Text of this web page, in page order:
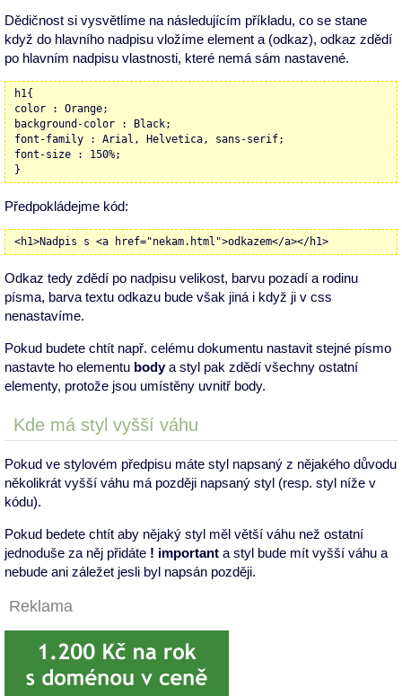
Dědičnost si vysvětlíme na následujícím příkladu, co se stane
když do hlavního nadpisu vložíme element a (odkaz), odkaz zdědí
po hlavním nadpisu vlastnosti, které nemá sám nastavené.
h1{
color : Orange;
background-color : Black;
font-family : Arial, Helvetica, sans-serif;
font-size : 150%;
}
Předpokládejme kód:
<h1>Nadpis s <a href="nekam.html">odkazem</a></h1>
Odkaz tedy zdědí po nadpisu velikost, barvu pozadí a rodinu
písma, barva textu odkazu bude však jiná i když ji v css
nenastavíme.
Pokud budete chtít např. celému dokumentu nastavit stejné písmo
nastavte ho elementu bodya styl pak zdědí všechny ostatní
elementy, protože jsou umístěny uvnitř body.
Kde má styl vyšší váhu
Pokud ve stylovém předpisu máte styl napsaný z nějakého důvodu
několikrát vyšší váhu má později napsaný styl (resp. styl níže v
kódu).
Pokud bedete chtít aby nějaký styl měl větší váhu než ostatní
jednoduše za něj přidáte ! important a styl bude mít vyšší váhu a
nebude ani záležet jesli byl napsán později.
Reklama